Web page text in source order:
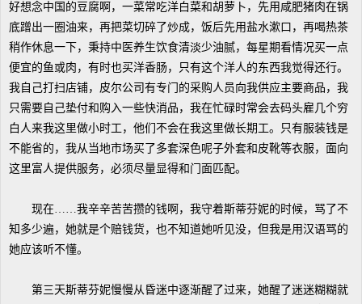
好想念中国的豆腐啊，一菜常吃洋白菜和胡萝卜，先用咸肥猪肉在锅
底蹭出一圈油来，再把菜切碎了炒成，饭后先用盐水漱口，再喝热茶
稍作休息一下，秉持中医养生饮食清淡少油腻，每星期看情况买一点
便宜的鱼或肉，有时也买洋香肠，只有这个洋人的东西我觉得还行。
我自己打扫店铺，皮尔公司有专门的采购人员向我供应主要商品，我
只需要自己垫付和购入一些快消品，我在忙碌时常会去码头雇几个穷
白人来我这里做小时工，他们不会在我这里做长期工。只有服装钱是
不能省的，我从当地市场买了多套深色呢子外套和皮靴等衣服，面向
这里富人提供服务，必须尽量显得和门面匹配。
现在……我辛辛苦苦攒的钱啊，我守着斯蒂芬妮的时候，骂了不
知多少遍，她就是个赔钱货，也不知道她听见没，但我是用汉语骂的
她应该听不懂。
第三天斯蒂芬妮慢慢从昏迷中逐渐醒了过来，她醒了迷迷糊糊就